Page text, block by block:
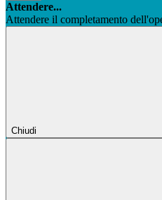
Attendere...
Attendere il completamento
Chiudi